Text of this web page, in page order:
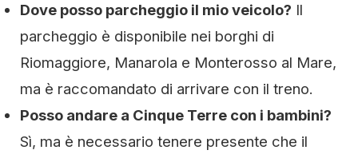
Dove posso parcheggio il mio veicolo? Il
parcheggio è disponibile nei borghi di
Riomaggiore, Manarola e Monterosso al Mare,
ma è raccomandato di arrivare con il treno.
Posso andare a Cinque Terre con i bambini?
Sì, ma è necessario tenere presente che il